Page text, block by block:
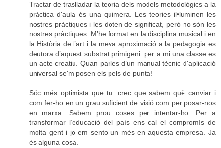
Tractar de traslladar la teoria dels models metodològics a la
pràctica d'aula és una quimera. Les teories il•luminen les
nostres pràctiques i les doten de significat, però no són les
nostres pràctiques. M’he format en la disciplina musical i en
la Història de l’art i la meva aproximació a la pedagogia es
deutora d’aquest substrat primigeni: per a mi una classe es
un acte creatiu. Quan parles d’un manual tècnic d'aplicació
universal se'm posen els pels de punta!
Sóc més optimista que tu: crec que sabem què canviar i
com fer-ho en un grau suficient de visió com per posar-nos
en marxa. Sabem prou coses per intentar-ho. Per a
transformar l’educació del país ens cal el compromís de
molta gent i jo em sento un més en aquesta empresa. Ja
és alguna cosa.